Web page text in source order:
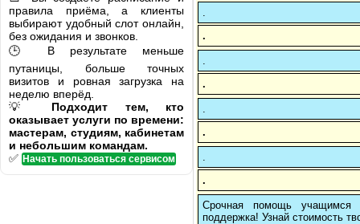
правила приёма, а клиенты
выбирают удобный слот онлайн,
без ожидания и звонков.
🕒 В результате меньше
путаницы, больше точных
визитов и ровная загрузка на
неделю вперёд.
💡 Подходит тем, кто
оказывает услуги по времени:
мастерам, студиям, кабинетам
и небольшим командам.
✅ Начать пользоваться сервисом
.
.
.
.
Срочная помощь учащимся в
поддержка! Узнай стоимость